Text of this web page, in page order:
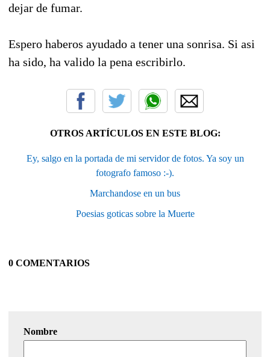
dejar de fumar.
Espero haberos ayudado a tener una sonrisa. Si asi
ha sido, ha valido la pena escribirlo.
OTROS ARTÍCULOS EN ESTE BLOG:
Ey, salgo en la portada de mi servidor de fotos. Ya soy un
fotografo famoso :-).
Marchandose en un bus
Poesias goticas sobre la Muerte
0 COMENTARIOS
Nombre